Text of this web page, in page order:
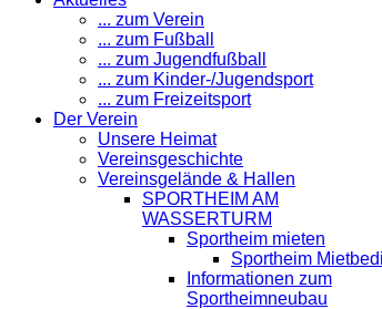
... zum Verein
... zum Fußball
... zum Jugendfußball
... zum Kinder-/Jugendsport
... zum Freizeitsport
Der Verein
Unsere Heimat
Vereinsgeschichte
Vereinsgelände & Hallen
SPORTHEIM AM
WASSERTURM
Sportheim mieten
Sportheim
Informationen zum
Sportheimneubau